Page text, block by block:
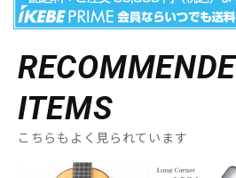
ITEMS
こちらもよく見られています